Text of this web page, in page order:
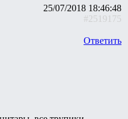
25/07/2018 18:46:48
#2519175
Ответить